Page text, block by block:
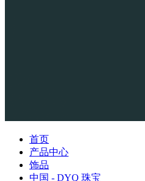
首页
产品中心
饰品
中国 - DYQ 珠宝